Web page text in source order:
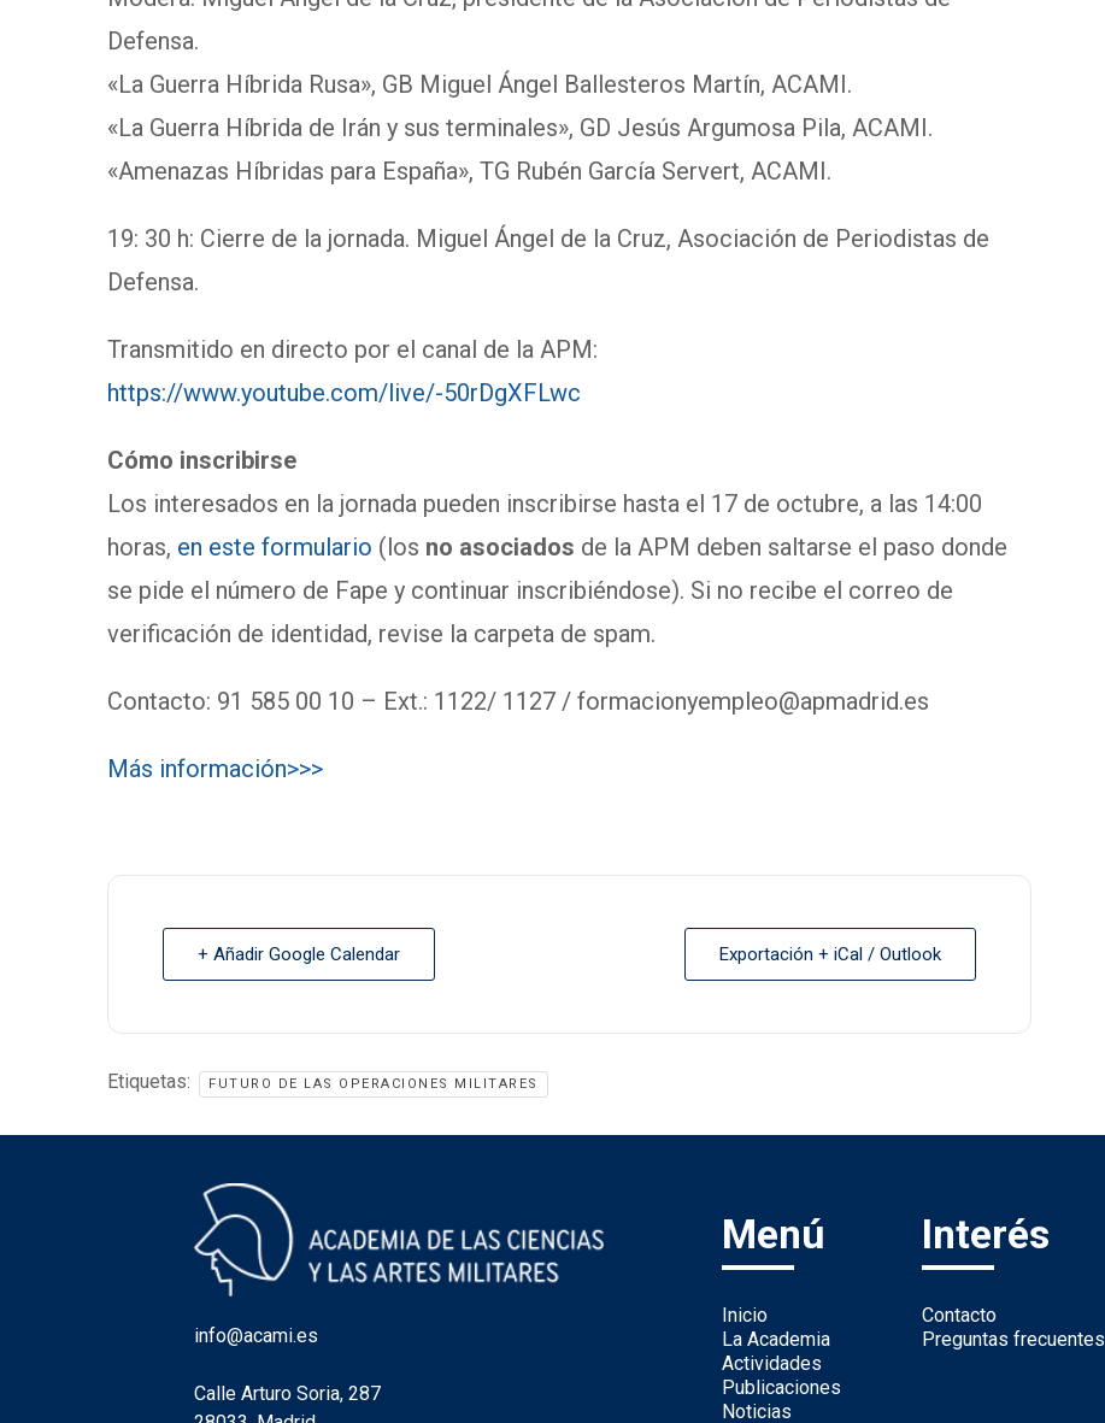
Defensa.
«La Guerra Híbrida Rusa», GB Miguel Ángel Ballesteros Martín, ACAMI.
«La Guerra Híbrida de Irán y sus terminales», GD Jesús Argumosa Pila, ACAMI.
«Amenazas Híbridas para España», TG Rubén García Servert, ACAMI.
19: 30 h: Cierre de la jornada. Miguel Ángel de la Cruz, Asociación de Periodistas de
Defensa.
Transmitido en directo por el canal de la APM:
https://www.youtube.com/live/-50rDgXFLwc
Cómo inscribirse
Los interesados en la jornada pueden inscribirse hasta el 17 de octubre, a las 14:00
horas, en este formulario (los no asociados de la APM deben saltarse el paso donde
se pide el número de Fape y continuar inscribiéndose). Si no recibe el correo de
verificación de identidad, revise la carpeta de spam.
Contacto: 91 585 00 10 – Ext.: 1122/ 1127 / formacionyempleo@apmadrid.es
Más información>>>
+ Añadir Google Calendar Exportación + iCal / Outlook
Etiquetas: FUTURO DE LAS OPERACIONES MILITARES
info@acami.es
Calle Arturo Soria, 287
Menú
Inicio
La Academia
Actividades
Publicaciones
Noticias
Interés
Contacto
Preguntas frecuentes